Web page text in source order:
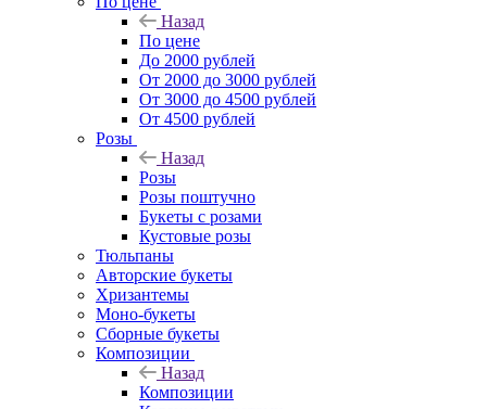
Назад
По цене
До 2000 рублей
От 2000 до 3000 рублей
От 3000 до 4500 рублей
От 4500 рублей
Розы
Назад
Розы
Розы поштучно
Букеты с розами
Кустовые розы
Тюльпаны
Авторские букеты
Хризантемы
Моно-букеты
Сборные букеты
Композиции
Назад
Композиции